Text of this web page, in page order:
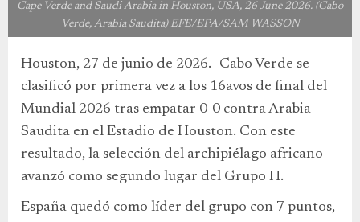
Cape Verde and Saudi Arabia in Houston, USA, 26 June 2026. (Cabo
Verde, Arabia Saudita) EFE/EPA/SAM WASSON
Houston, 27 de junio de 2026.- Cabo Verde se
clasificó por primera vez a los 16avos de final del
Mundial 2026 tras empatar 0-0 contra Arabia
Saudita en el Estadio de Houston. Con este
resultado, la selección del archipiélago africano
avanzó como segundo lugar del Grupo H.
España quedó como líder del grupo con 7 puntos,